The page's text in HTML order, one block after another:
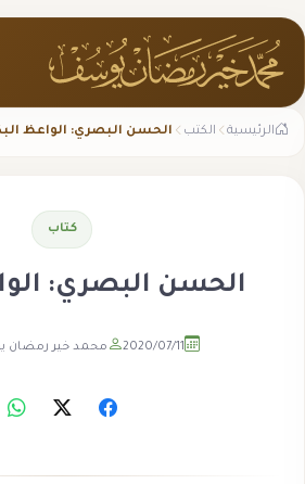
الرئيسية الكتب الحسن البصري: الواعظ
كتاب
الحسن البصري:
2020/07/11 محمد خير رمضان